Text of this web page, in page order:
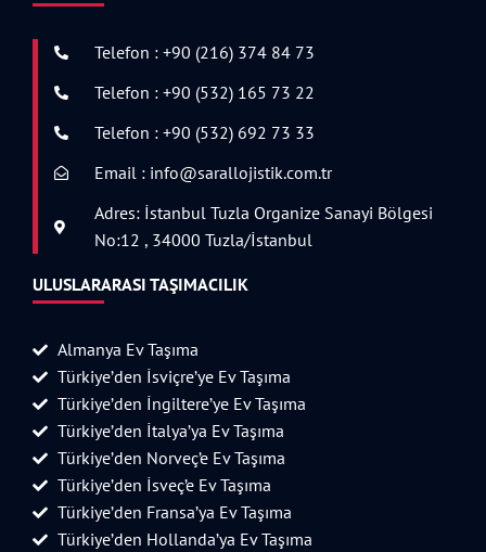
Telefon : +90 (216) 374 84 73
Telefon : +90 (532) 165 73 22
Telefon : +90 (532) 692 73 33
Email : info@sarallojistik.com.tr
Adres: İstanbul Tuzla Organize Sanayi Bölgesi
No:12 , 34000 Tuzla/İstanbul
ULUSLARARASI TAŞIMACILIK
Almanya Ev Taşıma
Türkiye’den İsviçre’ye Ev Taşıma
Türkiye’den İngiltere’ye Ev Taşıma
Türkiye’den İtalya’ya Ev Taşıma
Türkiye’den Norveç’e Ev Taşıma
Türkiye’den İsveç’e Ev Taşıma
Türkiye’den Fransa’ya Ev Taşıma
Türkiye’den Hollanda’ya Ev Taşıma